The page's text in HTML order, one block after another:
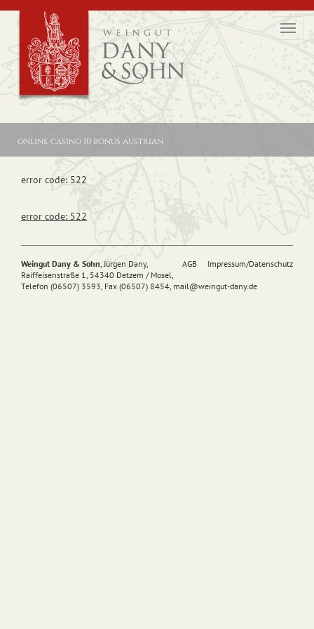
online casino 10 bonus austrian
error code: 522
error code: 522
AGB Impressum/Datenschutz
Weingut Dany & Sohn, Jürgen Dany,
Raiffeisenstraße 1, 54340 Detzem / Mosel,
Telefon (06507) 3593, Fax (06507) 8454, mail@weingut-dany.de